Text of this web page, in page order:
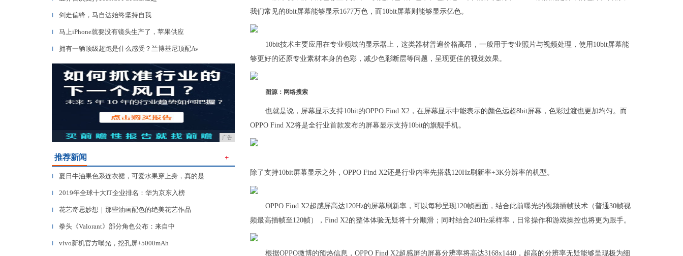
▎ 剑走偏锋，马自达始终坚持自我
▎ 马上iPhone就要没有镜头生产了，苹果供应
▎ 拥有一辆顶级超跑是什么感受？兰博基尼顶配Av
广告
推荐新闻 ＋
▎ 夏日牛油果色系连衣裙，可爱水果穿上身，真的是
▎ 2019年全球十大IT企业排名：华为京东入榜
▎ 花艺奇思妙想｜那些油画配色的绝美花艺作品
▎ 拳头《Valorant》部分角色公布：来自中
▎ vivo新机官方曝光，挖孔屏+5000mAh
我们常见的8bit屏幕能够显示1677万色，而10bit屏幕则能够显示亿色。
10bit技术主要应用在专业领域的显示器上，这类器材普遍价格高昂，一般用于专业照片与视频处理，使用10bit屏幕能
够更好的还原专业素材本身的色彩，减少色彩断层等问题，呈现更佳的视觉效果。
图源：网络搜索
也就是说，屏幕显示支持10bit的OPPO Find X2，在屏幕显示中能表示的颜色远超8bit屏幕，色彩过渡也更加均匀。而
OPPO Find X2将是全行业首款发布的屏幕显示支持10bit的旗舰手机。
除了支持10bit屏幕显示之外，OPPO Find X2还是行业内率先搭载120Hz刷新率+3K分辨率的机型。
OPPO Find X2超感屏高达120Hz的屏幕刷新率，可以每秒呈现120帧画面，结合此前曝光的视频插帧技术（普通30帧视
频最高插帧至120帧），Find X2的整体体验无疑将十分顺滑；同时结合240Hz采样率，日常操作和游戏操控也将更为跟手。
根据OPPO微博的预热信息，OPPO Find X2超感屏的屏幕分辨率将高达3168x1440，超高的分辨率无疑能够呈现极为细